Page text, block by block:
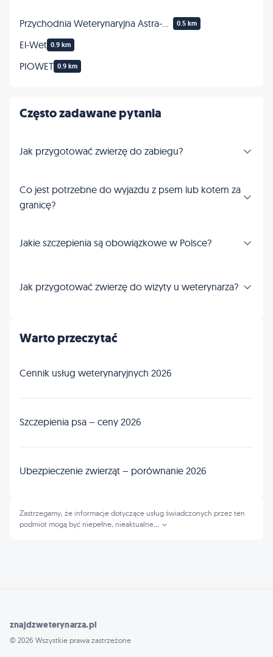
0.5 km
El-Wet 0.9 km
PIOWET 0.9 km
Często zadawane pytania
Jak przygotować zwierzę do zabiegu?
Co jest potrzebne do wyjazdu z psem lub kotem za
granicę?
Jakie szczepienia są obowiązkowe w Polsce?
Jak przygotować zwierzę do wizyty u weterynarza?
Warto przeczytać
Cennik usług weterynaryjnych 2026
Szczepienia psa – ceny 2026
Ubezpieczenie zwierząt – porównanie 2026
Zastrzegamy, że informacje dotyczące usług świadczonych przez ten
podmiot mogą być niepełne, nieaktualne
znajdzweterynarza.pl
© 2026 Wszystkie prawa zastrzeżone